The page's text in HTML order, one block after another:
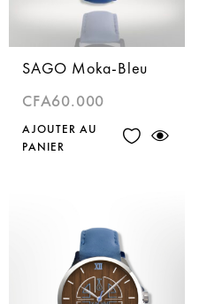
SAGO Moka-Bleu
CFA60.000
AJOUTER AU
PANIER